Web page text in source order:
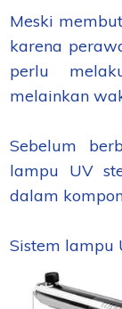
Meski
karena
perlu
melainkan
Sebelum
lampu UV
dalam
Sistem lampu